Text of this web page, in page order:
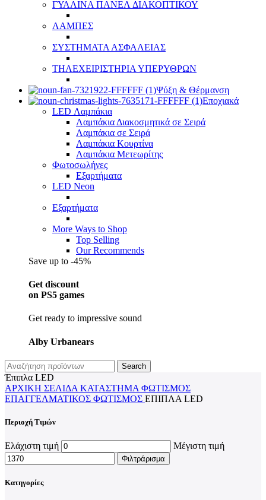
ΓΥΑΛΙΝΑ ΠΑΝΕΛ ΔΙΑΚΟΠΤΙΚΟΥ
ΛΑΜΠΕΣ
ΣΥΣΤΗΜΑΤΑ ΑΣΦΑΛΕΙΑΣ
ΤΗΛΕΧΕΙΡΙΣΤΗΡΙΑ ΥΠΕΡΥΘΡΩΝ
Ψύξη & Θέρμανση
Εποχιακά
LED Λαμπάκια
Λαμπάκια Διακοσμητικά σε Σειρά
Λαμπάκια σε Σειρά
Λαμπάκια Κουρτίνα
Λαμπάκια Μετεωρίτης
Φωτοσωλήνες
Εξαρτήματα
LED Neon
Εξαρτήματα
More Ways to Shop
Top Selling
Our Recommends
Save up to -45%
Get discount
on PS5 games
Get ready to impressive sound
Alby Urbanears
Search
Έπιπλα LED
ΑΡΧΙΚΉ ΣΕΛΊΔΑ ΚΑΤΆΣΤΗΜΑ ΦΩΤΙΣΜΌΣ
ΕΠΑΓΓΕΛΜΑΤΙΚΟΣ ΦΩΤΙΣΜΌΣ ΈΠΙΠΛΑ LED
Περιοχή Τιμών
Ελάχιστη τιμή Μέγιστη τιμή
Φιλτράρισμα
Κατηγορίες